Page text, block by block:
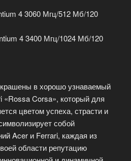
4 3060 Мгц/512 Мб/120
4 3400 Мгц/1024 Мб/120
в хорошо узнаваемый
Corsa», который для
цветом успеха, страсти и
собой
Acer и Ferrari, каждая из
области репутацию